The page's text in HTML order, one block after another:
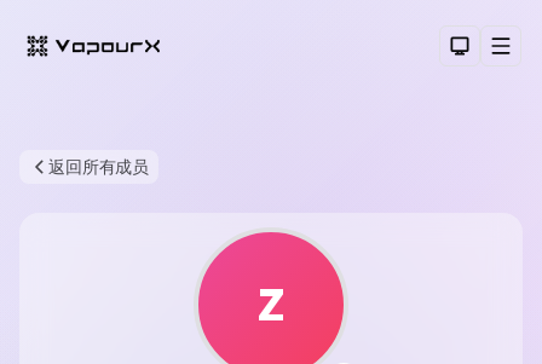
Dark
返回所有成员
Z